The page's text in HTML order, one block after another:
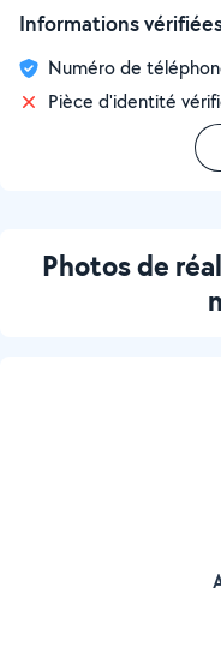
Informations
Numéro de
Pièce d'identité
Photos de